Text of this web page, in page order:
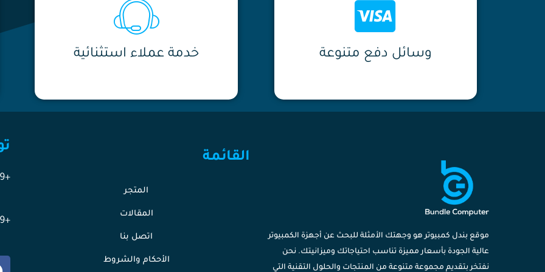
وسائل دفع متنوعة خدمة عملاء استثنائية
موقع بندل كمبيوتر هو وجهتك الأمثلة للبحث عن أجهزة الكمبيوتر
عالية الجودة بأسعار مميزة تناسب احتياجاتك وميزانيتك. نحن
نفتخر بتقديم مجموعة متنوعة من المنتجات والحلول التقنية التي
القائمة
المتجر
المقالات
اتصل بنا
الأحكام والشروط
+201118461689
+201118461689